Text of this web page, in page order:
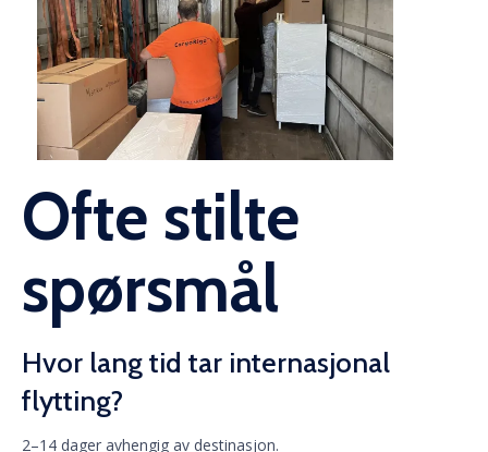
Ofte stilte
spørsmål
Hvor lang tid tar internasjonal
flytting?
2–14 dager avhengig av destinasjon.